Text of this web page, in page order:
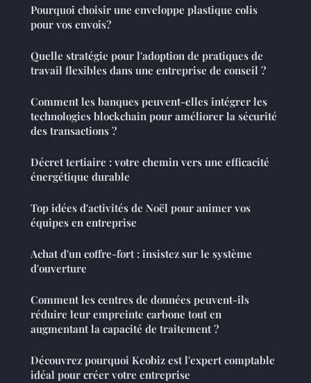
Pourquoi choisir une enveloppe plastique colis
pour vos envois?
Quelle stratégie pour l'adoption de pratiques de
travail flexibles dans une entreprise de conseil ?
Comment les banques peuvent-elles intégrer les
technologies blockchain pour améliorer la sécurité
des transactions ?
Décret tertiaire : votre chemin vers une efficacité
énergétique durable
Top idées d'activités de Noël pour animer vos
équipes en entreprise
Achat d'un coffre-fort : insistez sur le système
d'ouverture
Comment les centres de données peuvent-ils
réduire leur empreinte carbone tout en
augmentant la capacité de traitement ?
Découvrez pourquoi Keobiz est l'expert comptable
idéal pour créer votre entreprise